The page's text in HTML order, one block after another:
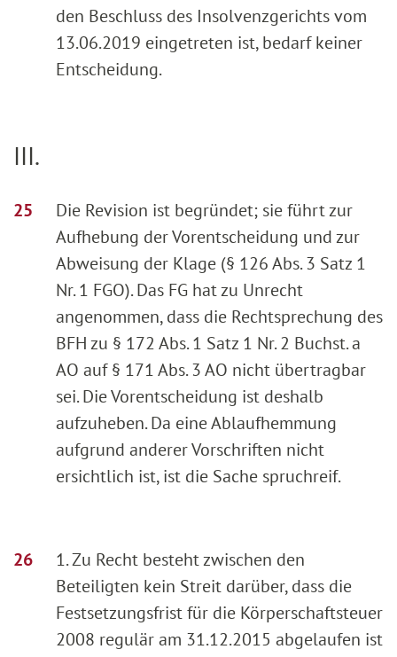
den Beschluss des Insolvenzgerichts vom
13.06.2019 eingetreten ist, bedarf keiner
Entscheidung.
III.
Die Revision ist begründet; sie führt zur
Aufhebung der Vorentscheidung und zur
Abweisung der Klage (§ 126 Abs. 3 Satz 1
Nr. 1 FGO). Das FG hat zu Unrecht
angenommen, dass die Rechtsprechung des
BFH zu § 172 Abs. 1 Satz 1 Nr. 2 Buchst. a
AO auf § 171 Abs. 3 AO nicht übertragbar
sei. Die Vorentscheidung ist deshalb
aufzuheben. Da eine Ablaufhemmung
aufgrund anderer Vorschriften nicht
ersichtlich ist, ist die Sache spruchreif.
1. Zu Recht besteht zwischen den
Beteiligten kein Streit darüber, dass die
Festsetzungsfrist für die Körperschaftsteuer
2008 regulär am 31.12.2015 abgelaufen ist